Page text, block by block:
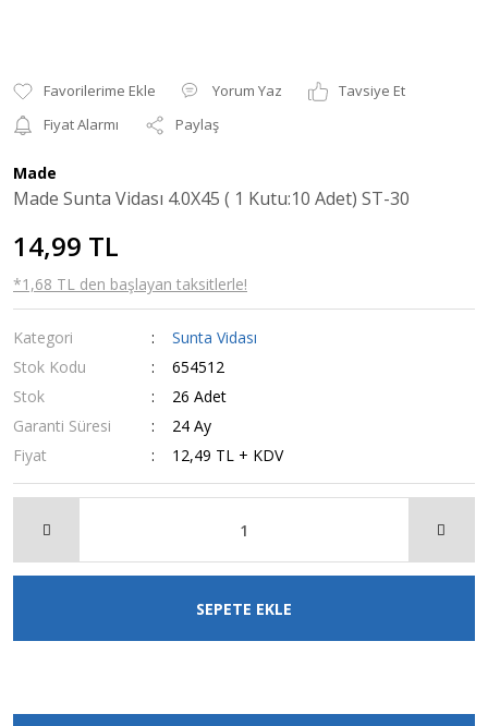
Yorum Yaz
Tavsiye Et
Fiyat Alarmı
Paylaş
Made
Made Sunta Vidası 4.0X45 ( 1 Kutu:10 Adet) ST-30
14,99 TL
*1,68 TL den başlayan taksitlerle!
Kategori
Sunta Vidası
Stok Kodu
654512
Stok
26 Adet
Garanti Süresi
24 Ay
Fiyat
12,49 TL + KDV
SEPETE EKLE